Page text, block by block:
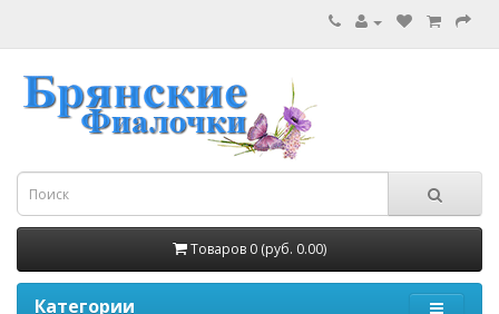
Товаров 0 (руб. 0.00)
Категории